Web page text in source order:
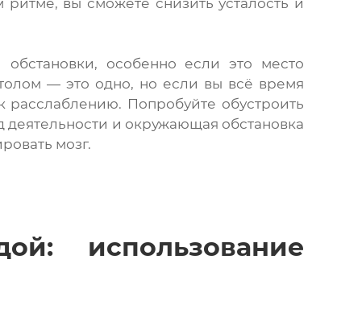
особенно если это место
— это одно, но если вы всё время
Попробуйте обустроить
и окружающая обстановка
мозг.
использование